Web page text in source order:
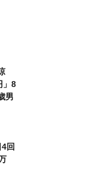
」8
男
回